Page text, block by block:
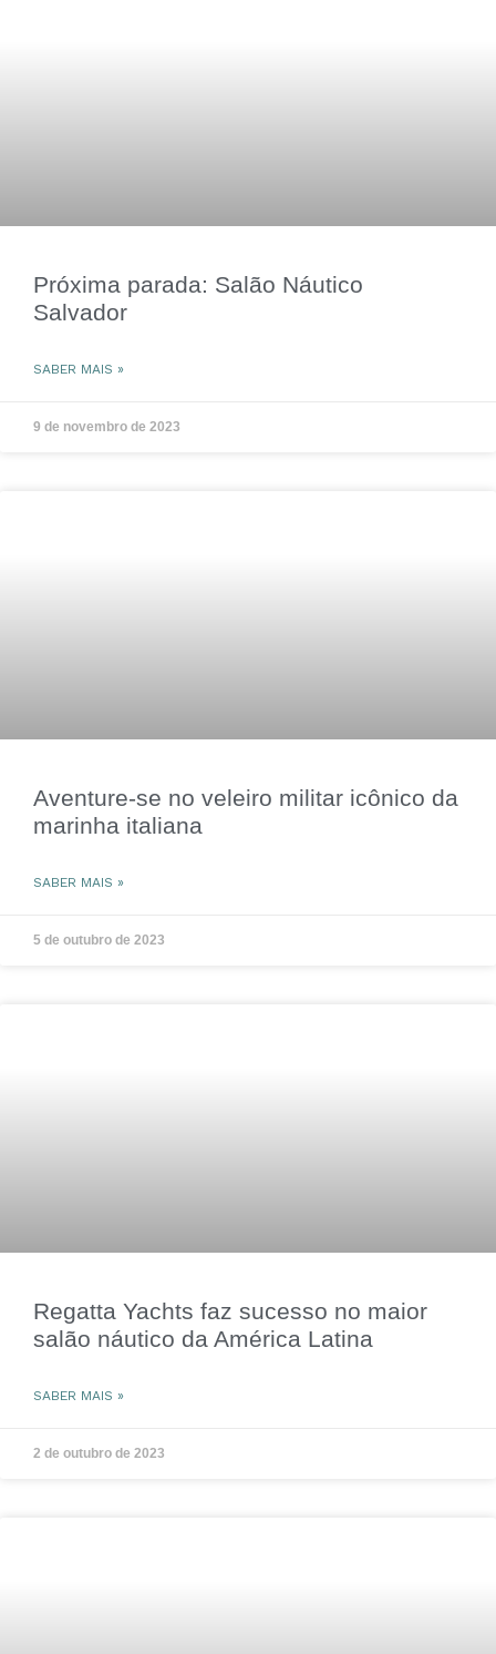
Próxima parada: Salão Náutico
Salvador
SABER MAIS »
9 de novembro de 2023
Aventure-se no veleiro militar icônico da
marinha italiana
SABER MAIS »
5 de outubro de 2023
Regatta Yachts faz sucesso no maior
salão náutico da América Latina
SABER MAIS »
2 de outubro de 2023